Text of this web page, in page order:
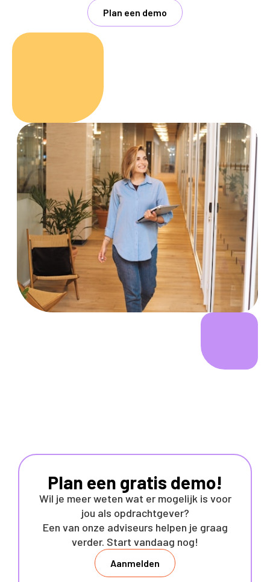
Plan een demo
Plan een gratis demo!
Wil je meer weten wat er mogelijk is voor
jou als opdrachtgever?
Een van onze adviseurs helpen je graag
verder. Start vandaag nog!
Aanmelden